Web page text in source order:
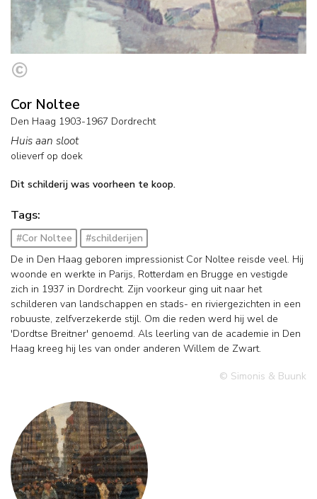
Cor Noltee
Den Haag 1903-1967 Dordrecht
Huis aan sloot
olieverf op doek
Dit schilderij was voorheen te koop.
Tags:
#Cor Noltee
#schilderijen
De in Den Haag geboren impressionist Cor Noltee reisde veel. Hij
woonde en werkte in Parijs, Rotterdam en Brugge en vestigde
zich in 1937 in Dordrecht. Zijn voorkeur ging uit naar het
schilderen van landschappen en stads- en riviergezichten in een
robuuste, zelfverzekerde stijl. Om die reden werd hij wel de
'Dordtse Breitner' genoemd. Als leerling van de academie in Den
Haag kreeg hij les van onder anderen Willem de Zwart.
© Simonis & Buunk